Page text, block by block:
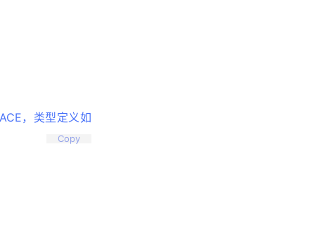
，类型定义如
Copy